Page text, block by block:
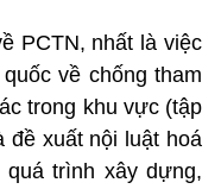
PCTN, nhất là việc
về chống tham
trong khu vực (tập
đề xuất nội luật hoá
trình xây dựng,